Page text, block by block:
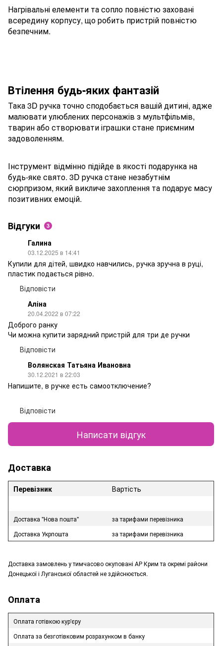
Нагрівальні елементи та сопло повністю заховані
всередину корпусу, що робить пристрій повністю
безпечним.
Втілення будь-яких фантазій
Така 3D ручка точно сподобається вашій дитині, адже
малювати улюблених персонажів з мультфільмів,
тварин або створювати іграшки стане приємним
задоволенням.
Інструмент відмінно підійде в якості подарунка на
будь-яке свято. 3D ручка стане незабутнім
сюрпризом, який викличе захоплення та подарує масу
позитивних емоцій.
Відгуки 3
Галина
03.12.2025 в 14:41
Купили для дітей, швидко навчились, ручка зручна в руці,
пластик подається рівно.
Відповісти
Аліна
20.04.2022 в 07:22
Доброго ранку
Чи можна купити зарядний пристрій для три де ручки
Відповісти
Волянская Татьяна Ивановна
30.12.2021 в 22:03
Напишите, в ручке есть самоотключение?
Відповісти
Написати відгук
Доставка
Перевізник Вартість
Доставка "Нова пошта"
за тарифами перевізника
Доставка Укрпошта
за тарифами перевізника
Доставка замовлень у тимчасово окуповані АР Крим та окремі райони
Донецької і Луганської областей не здійснюється.
Оплата
Оплата готівкою кур'єру
Оплата за безготівковим розрахунком в банку